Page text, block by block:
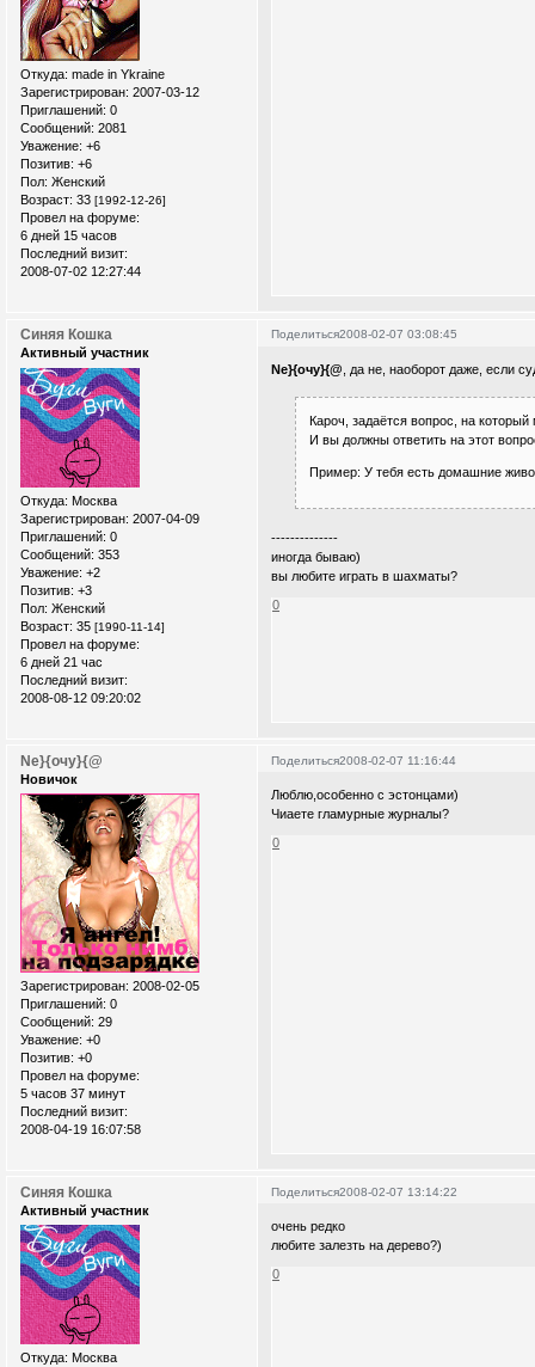
Откуда: made in Ykraine
Зарегистрирован: 2007-03-12
Приглашений: 0
Сообщений: 2081
Уважение: +6
Позитив: +6
Пол: Женский
Возраст: 33 [1992-12-26]
Провел на форуме:
6 дней 15 часов
Последний визит:
2008-07-02 12:27:44
Поделиться2008-02-07 03:08:45
Синяя Кошка
Активный участник
Откуда: Москва
Зарегистрирован: 2007-04-09
Приглашений: 0
Сообщений: 353
Уважение: +2
Позитив: +3
Пол: Женский
Возраст: 35 [1990-11-14]
Провел на форуме:
6 дней 21 час
Последний визит:
2008-08-12 09:20:02
Ne}{очу}{@ , да не, наоборот даже, если
Кароч, задаётся вопрос, на
И вы должны ответить на этот
Пример: У тебя есть домашние
--------------
иногда бываю)
вы любите играть в шахматы?
0
Поделиться2008-02-07 11:16:44
Ne}{очу}{@
Новичок
Зарегистрирован: 2008-02-05
Приглашений: 0
Сообщений: 29
Уважение: +0
Позитив: +0
Провел на форуме:
5 часов 37 минут
Последний визит:
2008-04-19 16:07:58
Люблю,особенно с эстонцами)
Чиаете гламурные журналы?
0
Поделиться2008-02-07 13:14:22
Синяя Кошка
Активный участник
Откуда: Москва
очень редко
любите залезть на дерево?)
0